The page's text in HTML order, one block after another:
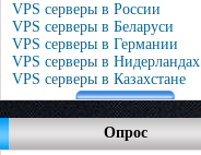
VPS серверы в России
VPS серверы в Беларуси
VPS серверы в Германии
VPS серверы в Нидерландах
VPS серверы в Казахстане
Опрос